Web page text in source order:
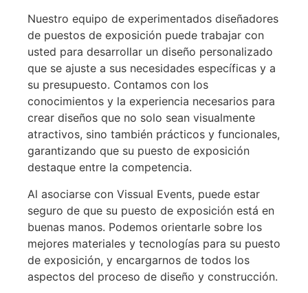
Nuestro equipo de experimentados diseñadores
de puestos de exposición puede trabajar con
usted para desarrollar un diseño personalizado
que se ajuste a sus necesidades específicas y a
su presupuesto. Contamos con los
conocimientos y la experiencia necesarios para
crear diseños que no solo sean visualmente
atractivos, sino también prácticos y funcionales,
garantizando que su puesto de exposición
destaque entre la competencia.
Al asociarse con Vissual Events, puede estar
seguro de que su puesto de exposición está en
buenas manos. Podemos orientarle sobre los
mejores materiales y tecnologías para su puesto
de exposición, y encargarnos de todos los
aspectos del proceso de diseño y construcción.